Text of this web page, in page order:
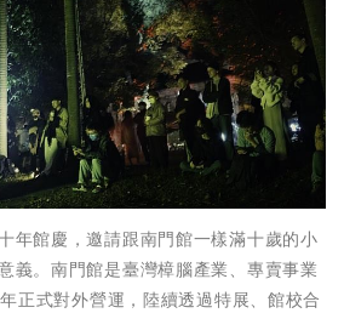
年館慶，邀請跟南門館一樣滿十歲的小
義。南門館是臺灣樟腦產業、專賣事業
正式對外營運，陸續透過特展、館校合